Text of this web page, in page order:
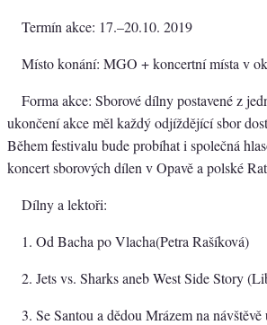
Termín akce: 17.–20.10. 2019
Místo konání: MGO + koncertní místa v
Forma akce: Sborové dílny postavené z
ukončení akce měl každý odjíždějící sbor
Během festivalu bude probíhat i společná
koncert sborových dílen v Opavě a polské
Dílny a lektoři:
1. Od Bacha po Vlacha(Petra Rašíková)
2. Jets vs. Sharks aneb West Side Story
3. Se Santou a dědou Mrázem na